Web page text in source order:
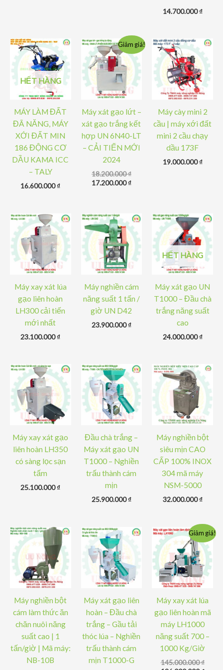
14.700.000₫
HẾT HÀNG
MÁY LÀM ĐẤT
ĐÃ NĂNG, MÁY
XỚI ĐẤT MIN
186 ĐỘNG CƠ
DẦU KAMA ICC
– TALY
16.600.000₫
Giảm giá!
Máy xát gạo lứt –
xát gạo trắng kết
hợp UN 6N40-LT
– CẢI TIẾN MỚI
2024
18.200.000₫Giá
gốc
17.200.000₫Giá
17.200.000 ₫.
Máy cày mini 2
cầu | máy xới đất
mini 2 cầu chạy
dầu 173F
19.000.000₫
Máy xay xát lúa
gạo liên hoàn
LH300 cải tiến
mới nhất
23.100.000₫
Máy nghiền cám
năng suất 1 tấn /
giờ UN D42
23.900.000₫
HẾT HÀNG
Máy xát gạo UN
T1000 – Đầu chà
trắng năng suất
cao
24.000.000₫
Máy xay xát gạo
liên hoàn LH350
có sàng lọc sạn
tấm
25.100.000₫
Đầu chà trắng –
Máy xát gạo UN
T1000 – Nghiền
trấu thành cám
mịn
25.900.000₫
Máy nghiền bột
siêu mịn CAO
CẤP 100% INOX
304 mã máy
NSM-5000
32.000.000₫
Máy nghiền bột
cám làm thức ăn
chăn nuôi năng
suất cao | 1
tấn/giờ | Mã máy:
NB-10B
Máy xát gạo liên
hoàn – Đầu chà
trắng – Gầu tải
thóc lúa – Nghiền
trấu thành cám
mịn T1000-G
Giảm giá!
Máy xay xát lúa
gạo liên hoàn mã
máy LH1000
năng suất 700 –
1000 Kg/Giờ
145.000.000₫Giá